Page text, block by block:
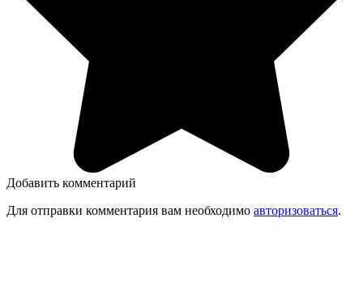
Добавить комментарий
Для отправки комментария вам необходимо авторизоваться.